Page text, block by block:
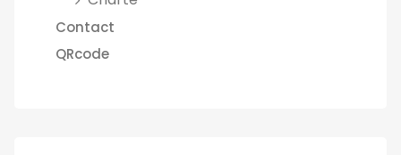
Contact
QRcode